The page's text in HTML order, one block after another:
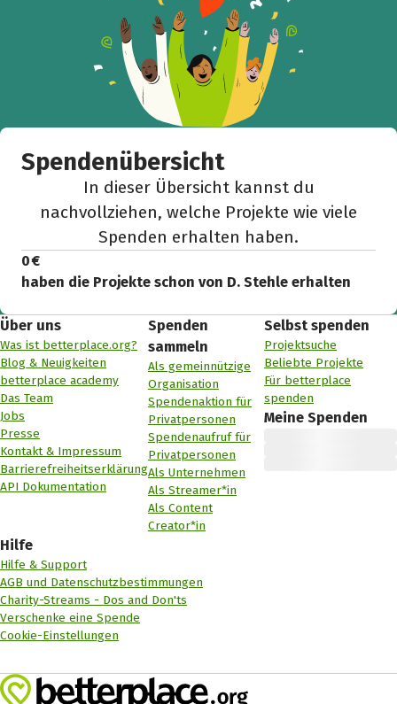
Spendenübersicht
In dieser Übersicht kannst du
nachvollziehen, welche Projekte wie viele
Spenden erhalten haben.
0 €
haben die Projekte schon von D. Stehle erhalten
Über uns
Was ist betterplace.org?
Blog & Neuigkeiten
betterplace academy
Das Team
Jobs
Presse
Kontakt & Impressum
Barrierefreiheitserklärung
API Dokumentation
Spenden
sammeln
Als gemeinnützige
Organisation
Spendenaktion für
Privatpersonen
Spendenaufruf für
Privatpersonen
Als Unternehmen
Als Streamer*in
Als Content
Creator*in
Selbst spenden
Projektsuche
Beliebte Projekte
Für betterplace
spenden
Meine Spenden
Hilfe
Hilfe & Support
AGB und Datenschutzbestimmungen
Charity-Streams - Dos and Don'ts
Verschenke eine Spende
Cookie-Einstellungen